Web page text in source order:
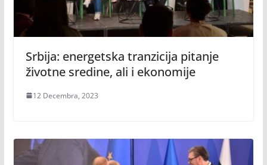
Srbija: energetska tranzicija pitanje
životne sredine, ali i ekonomije
12 Decembra, 2023